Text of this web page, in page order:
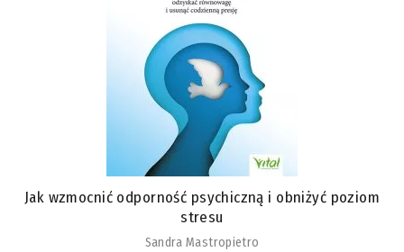
Jak wzmocnić odporność psychiczną i obniżyć poziom
stresu
Sandra Mastropietro